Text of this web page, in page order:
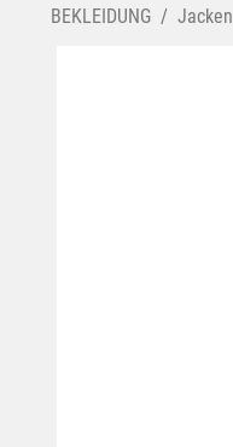
BEKLEIDUNG Jacken